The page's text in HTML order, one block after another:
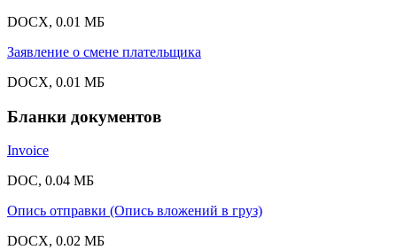
DOCX, 0.01 МБ
Заявление о смене плательщика
DOCX, 0.01 МБ
Бланки документов
Invoice
DOC, 0.04 МБ
Опись отправки (Опись вложений в груз)
DOCX, 0.02 МБ